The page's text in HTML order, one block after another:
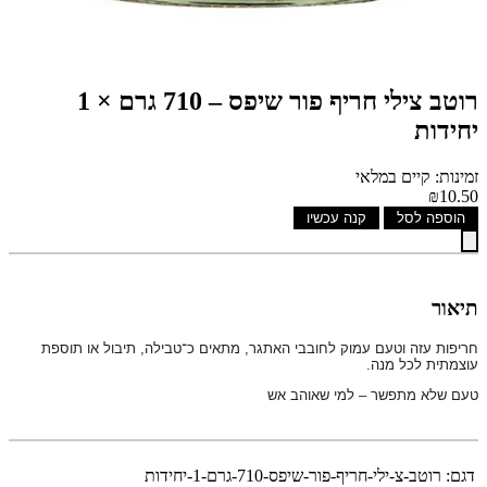
רוטב צילי חריף פור שיפס – 710 גרם × 1
יחידות
זמינות: קיים במלאי
₪10.50
הוספה לסל קנה עכשיו
תיאור
חריפות עזה וטעם עמוק לחובבי האתגר, מתאים כ־טבילה, תיבול או תוספת
עוצמתית לכל מנה.
טעם שלא מתפשר – למי שאוהב אש
דגם: רוטב-צ-ילי-חריף-פור-שיפס-710-גרם-1-יחידות